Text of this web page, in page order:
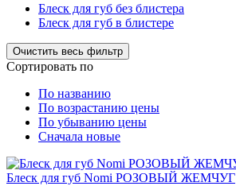
Блеск для губ без блистера
Блеск для губ в блистере
Сортировать по
По названию
По возрастанию цены
По убыванию цены
Сначала новые
Блеск для губ Nomi РОЗОВЫЙ ЖЕМЧУГ